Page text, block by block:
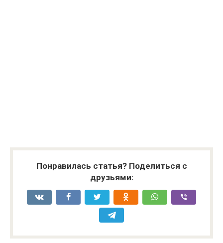
Понравилась статья? Поделиться с
друзьями: